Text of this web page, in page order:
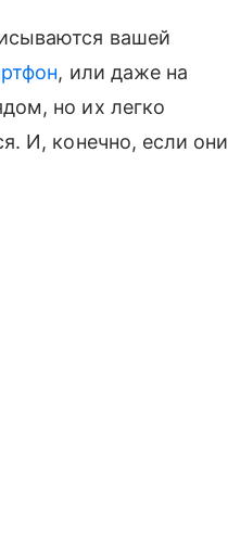
вашей
, или даже на
но их легко
И, конечно, если они